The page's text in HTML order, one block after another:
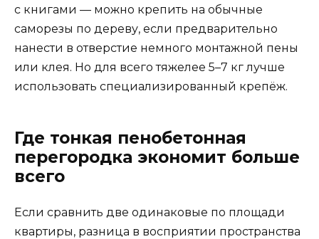
с книгами — можно крепить на обычные
саморезы по дереву, если предварительно
нанести в отверстие немного монтажной пены
или клея. Но для всего тяжелее 5–7 кг лучше
использовать специализированный крепёж.
Где тонкая пенобетонная
перегородка экономит больше
всего
Если сравнить две одинаковые по площади
квартиры, разница в восприятии пространства